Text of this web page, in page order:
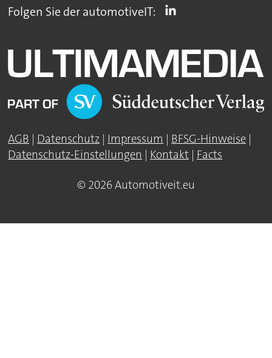
Folgen Sie der automotiveIT:
AGB | Datenschutz | Impressum | BFSG-Hinweise |
Datenschutz-Einstellungen | Kontakt | Facts
© 2026 Automotiveit.eu